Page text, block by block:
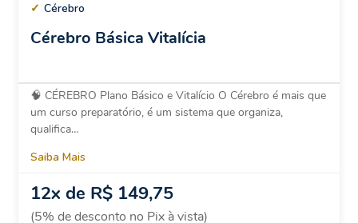
✓ Cérebro
Cérebro Básica Vitalícia
🧠 CÉREBRO Plano Básico e Vitalício O Cérebro é mais que
um curso preparatório, é um sistema que organiza,
qualifica…
Saiba Mais
12x de R$ 149,75
(5% de desconto no Pix à vista)